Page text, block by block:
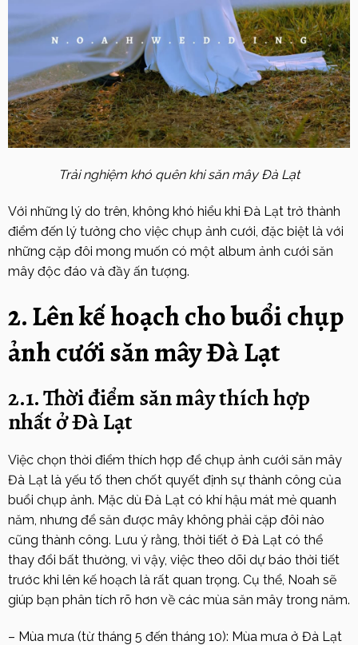
Trải nghiệm khó quên khi săn mây Đà Lạt
Với những lý do trên, không khó hiểu khi Đà Lạt trở thành
điểm đến lý tưởng cho việc chụp ảnh cưới, đặc biệt là với
những cặp đôi mong muốn có một album ảnh cưới săn
mây độc đáo và đầy ấn tượng.
2. Lên kế hoạch cho buổi chụp
ảnh cưới săn mây Đà Lạt
2.1. Thời điểm săn mây thích hợp
nhất ở Đà Lạt
Việc chọn thời điểm thích hợp để chụp ảnh cưới săn mây
Đà Lạt là yếu tố then chốt quyết định sự thành công của
buổi chụp ảnh. Mặc dù Đà Lạt có khí hậu mát mẻ quanh
năm, nhưng để săn được mây không phải cặp đôi nào
cũng thành công. Lưu ý rằng, thời tiết ở Đà Lạt có thể
thay đổi bất thường, vì vậy, việc theo dõi dự báo thời tiết
trước khi lên kế hoạch là rất quan trọng. Cụ thể, Noah sẽ
giúp bạn phân tích rõ hơn về các mùa săn mây trong năm.
– Mùa mưa (từ tháng 5 đến tháng 10): Mùa mưa ở Đà Lạt